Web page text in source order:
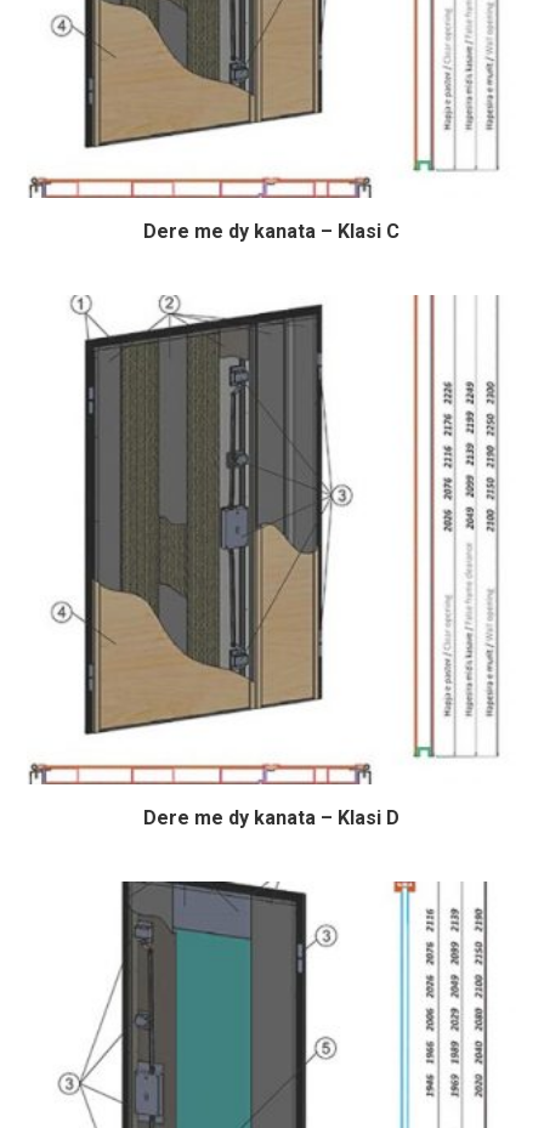
Dere me dy kanata – Klasi C
Dere me dy kanata – Klasi D